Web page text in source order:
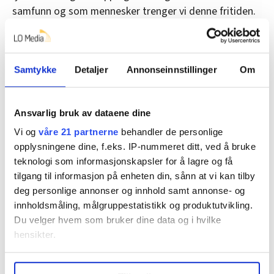
Samtykke Detaljer Annonseinnstillinger Om
Ansvarlig bruk av dataene dine
Vi og våre 21 partnerne behandler de personlige
opplysningene dine, f.eks. IP-nummeret ditt, ved å bruke
teknologi som informasjonskapsler for å lagre og få
tilgang til informasjon på enheten din, sånn at vi kan tilby
deg personlige annonser og innhold samt annonse- og
innholdsmåling, målgruppestatistikk og produktutvikling.
Du velger hvem som bruker dine data og i hvilke
hensikter.
Undermer infokan du lese om hvordan dine personlige
samfunn og som mennesker trenger vi denne fritiden.
En dag uten ærender. Uten den evige tidsklemmen. En
dag med muligheten til å hente oss litt inn.
Vi heier selvfølgelig også på et levende sentrum i
Larvik og Sandefjord. Men det bør være bærekraftig,
lørdag er godt nok! Hva med å heller investere i mer
kultur disse dagene? Flere salgsboder? Forskjønning
av områdene? Flere nisjebutikker? Koselige
spisesteder med uteservering? Arrangementer for barn
og unge?
Det er mange måter å løse dette på, søndagsåpent er
slik vi ser det ikke en av dem.
Denne artikkelen erover to år gammel.